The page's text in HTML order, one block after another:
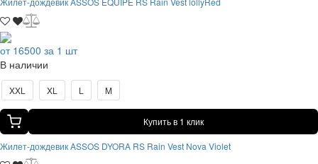
от 16500 за 1 шт
В наличии
XXL XL L M
Купить в 1 клик
Жилет-дождевик ASSOS DYORA RS Rain Vest Nova Violet